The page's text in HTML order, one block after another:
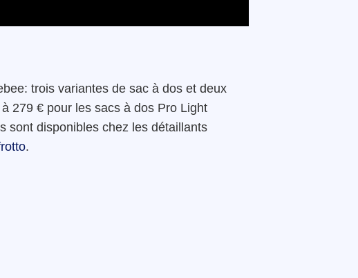
trois variantes de sac à dos et deux
279 € pour les sacs à dos Pro Light
sont disponibles chez les détaillants
.